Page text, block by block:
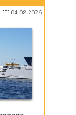
04-08-2026